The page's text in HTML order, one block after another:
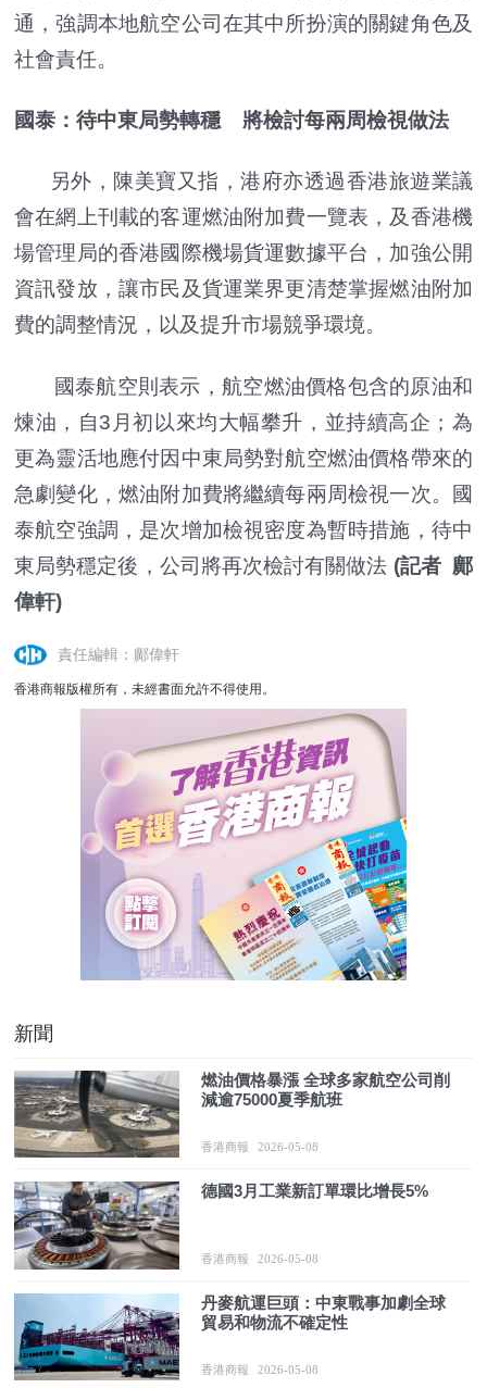
通，強調本地航空公司在其中所扮演的關鍵角色及
社會責任。
國泰：待中東局勢轉穩 將檢討每兩周檢視做法
另外，陳美寶又指，港府亦透過香港旅遊業議
會在網上刊載的客運燃油附加費一覽表，及香港機
場管理局的香港國際機場貨運數據平台，加強公開
資訊發放，讓市民及貨運業界更清楚掌握燃油附加
費的調整情況，以及提升市場競爭環境。
國泰航空則表示，航空燃油價格包含的原油和
煉油，自3月初以來均大幅攀升，並持續高企；為
更為靈活地應付因中東局勢對航空燃油價格帶來的
急劇變化，燃油附加費將繼續每兩周檢視一次。國
泰航空強調，是次增加檢視密度為暫時措施，待中
東局勢穩定後，公司將再次檢討有關做法 (記者 鄺
偉軒)
責任編輯：鄺偉軒
香港商報版權所有，未經書面允許不得使用。
新聞
燃油價格暴漲 全球多家航空公司削
減逾75000夏季航班
香港商報 2026-05-08
德國3月工業新訂單環比增長5%
香港商報 2026-05-08
丹麥航運巨頭：中東戰事加劇全球
貿易和物流不確定性
香港商報 2026-05-08